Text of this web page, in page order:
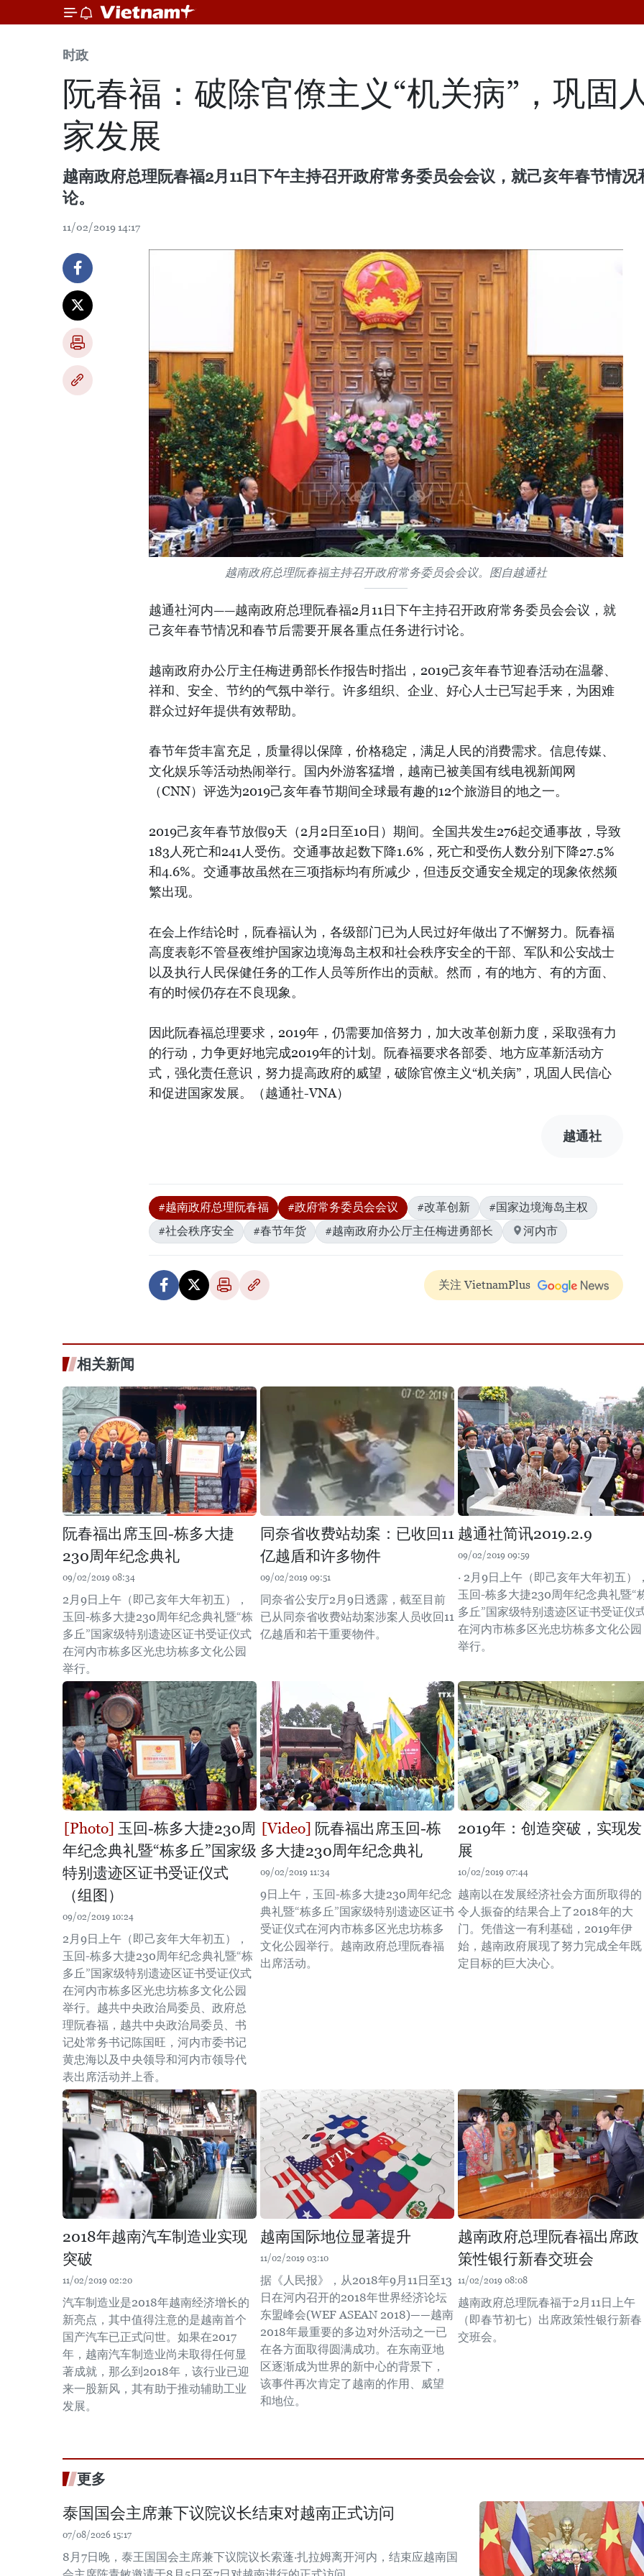
时政
阮春福：破除官僚主义“机关病”，巩固
家发展
越南政府总理阮春福2月11日下午主持召开政府常务委员会会议，就己亥年春节情
论。
11/02/2019 14:17
越南政府总理阮春福主持召开政府常务委员会会议。图自越通社
越通社河内——越南政府总理阮春福2月11日下午主持召开政府常务委员会会议，就
己亥年春节情况和春节后需要开展各重点任务进行讨论。
越南政府办公厅主任梅进勇部长作报告时指出，2019己亥年春节迎春活动在温馨、
祥和、安全、节约的气氛中举行。许多组织、企业、好心人士已写起手来，为困难
群众过好年提供有效帮助。
春节年货丰富充足，质量得以保障，价格稳定，满足人民的消费需求。信息传媒、
文化娱乐等活动热闹举行。国内外游客猛增，越南已被美国有线电视新闻网
（CNN）评选为2019己亥年春节期间全球最有趣的12个旅游目的地之一。
2019己亥年春节放假9天（2月2日至10日）期间。全国共发生276起交通事故，导致
183人死亡和241人受伤。交通事故起数下降1.6%，死亡和受伤人数分别下降27.5%
和4.6%。交通事故虽然在三项指标均有所减少，但违反交通安全规定的现象依然频
繁出现。
在会上作结论时，阮春福认为，各级部门已为人民过好年做出了不懈努力。阮春福
高度表彰不管昼夜维护国家边境海岛主权和社会秩序安全的干部、军队和公安战士
以及执行人民保健任务的工作人员等所作出的贡献。然而，有的地方、有的方面、
有的时候仍存在不良现象。
因此阮春福总理要求，2019年，仍需要加倍努力，加大改革创新力度，采取强有力
的行动，力争更好地完成2019年的计划。阮春福要求各部委、地方应革新活动方
式，强化责任意识，努力提高政府的威望，破除官僚主义“机关病”，巩固人民信心
和促进国家发展。（越通社-VNA）
越通社
#越南政府总理阮春福 #政府常务委员会会议 #改革创新
#国家边境海岛主权
#社会秩序安全
#春节年货 #越南政府办公厅主任梅进勇部长 河内市
关注 VietnamPlus
相关新闻
阮春福出席玉回-栋多大捷
230周年纪念典礼
09/02/2019 08:34
2月9日上午（即己亥年大年初五），
玉回-栋多大捷230周年纪念典礼暨“栋
多丘”国家级特别遗迹区证书受证仪式
在河内市栋多区光忠坊栋多文化公园
举行。
同奈省收费站劫案：已收回11
亿越盾和许多物件
09/02/2019 09:51
同奈省公安厅2月9日透露，截至目前
已从同奈省收费站劫案涉案人员收回11
亿越盾和若干重要物件。
越通社简讯2019.2.9
09/02/2019 09:59
· 2月9日上午（即己亥年大年初五）
玉回-栋多大捷230周年纪念典礼暨“
多丘”国家级特别遗迹区证书受证仪
在河内市栋多区光忠坊栋多文化公园
举行。
玉回-栋多大捷230周
年纪念典礼暨“栋多丘”国家级
特别遗迹区证书受证仪式
（组图）
09/02/2019 10:24
2月9日上午（即己亥年大年初五），
玉回-栋多大捷230周年纪念典礼暨“栋
多丘”国家级特别遗迹区证书受证仪式
在河内市栋多区光忠坊栋多文化公园
举行。越共中央政治局委员、政府总
理阮春福，越共中央政治局委员、书
记处常务书记陈国旺，河内市委书记
黄忠海以及中央领导和河内市领导代
表出席活动并上香。
阮春福出席玉回-栋
多大捷230周年纪念典礼
09/02/2019 11:34
9日上午，玉回-栋多大捷230周年纪念
典礼暨“栋多丘”国家级特别遗迹区证书
受证仪式在河内市栋多区光忠坊栋多
文化公园举行。越南政府总理阮春福
出席活动。
2019年：创造突破，实现发
展
10/02/2019 07:44
越南以在发展经济社会方面所取得的
令人振奋的结果合上了2018年的大
门。凭借这一有利基础，2019年伊
始，越南政府展现了努力完成全年既
定目标的巨大决心。
2018年越南汽车制造业实现
突破
11/02/2019 02:20
汽车制造业是2018年越南经济增长的
新亮点，其中值得注意的是越南首个
国产汽车已正式问世。如果在2017
年，越南汽车制造业尚未取得任何显
著成就，那么到2018年，该行业已迎
来一股新风，其有助于推动辅助工业
发展。
越南国际地位显著提升
11/02/2019 03:10
据《人民报》，从2018年9月11日至13
日在河内召开的2018年世界经济论坛
东盟峰会(WEF ASEAN 2018)——越南
2018年最重要的多边对外活动之一已
在各方面取得圆满成功。在东南亚地
区逐渐成为世界的新中心的背景下，
该事件再次肯定了越南的作用、威望
和地位。
越南政府总理阮春福出席政
策性银行新春交班会
11/02/2019 08:08
越南政府总理阮春福于2月11日上午
（即春节初七）出席政策性银行新春
交班会。
更多
泰国国会主席兼下议院议长结束对越南正式访问
07/08/2026 15:17
8月7日晚，泰王国国会主席兼下议院议长索蓬·扎拉姆离开河内，结束应越南国